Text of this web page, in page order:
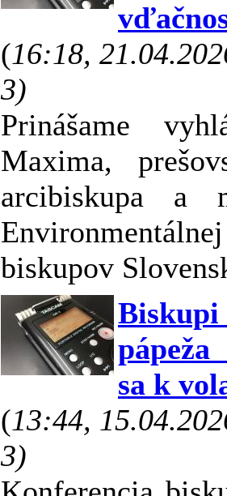
(16:18,
3)
Prinášame
Maxima,
arcibiskupa a
biskupov
sa k
(13:44,
3)